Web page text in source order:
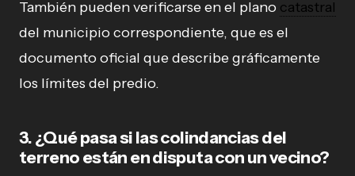
También pueden verificarse en el plano catastral
del municipio correspondiente, que es el
documento oficial que describe gráficamente
los límites del predio.
3. ¿Qué pasa si las colindancias del
terreno están en disputa con un vecino?